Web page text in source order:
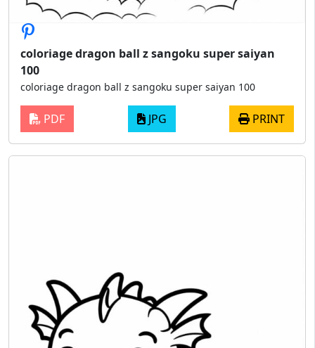
coloriage dragon ball z sangoku super saiyan
100
coloriage dragon ball z sangoku super saiyan 100
PDF JPG PRINT